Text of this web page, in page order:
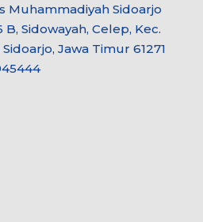
Muhammadiyah Sidoarjo
Sidowayah, Celep, Kec.
Jawa Timur 61271